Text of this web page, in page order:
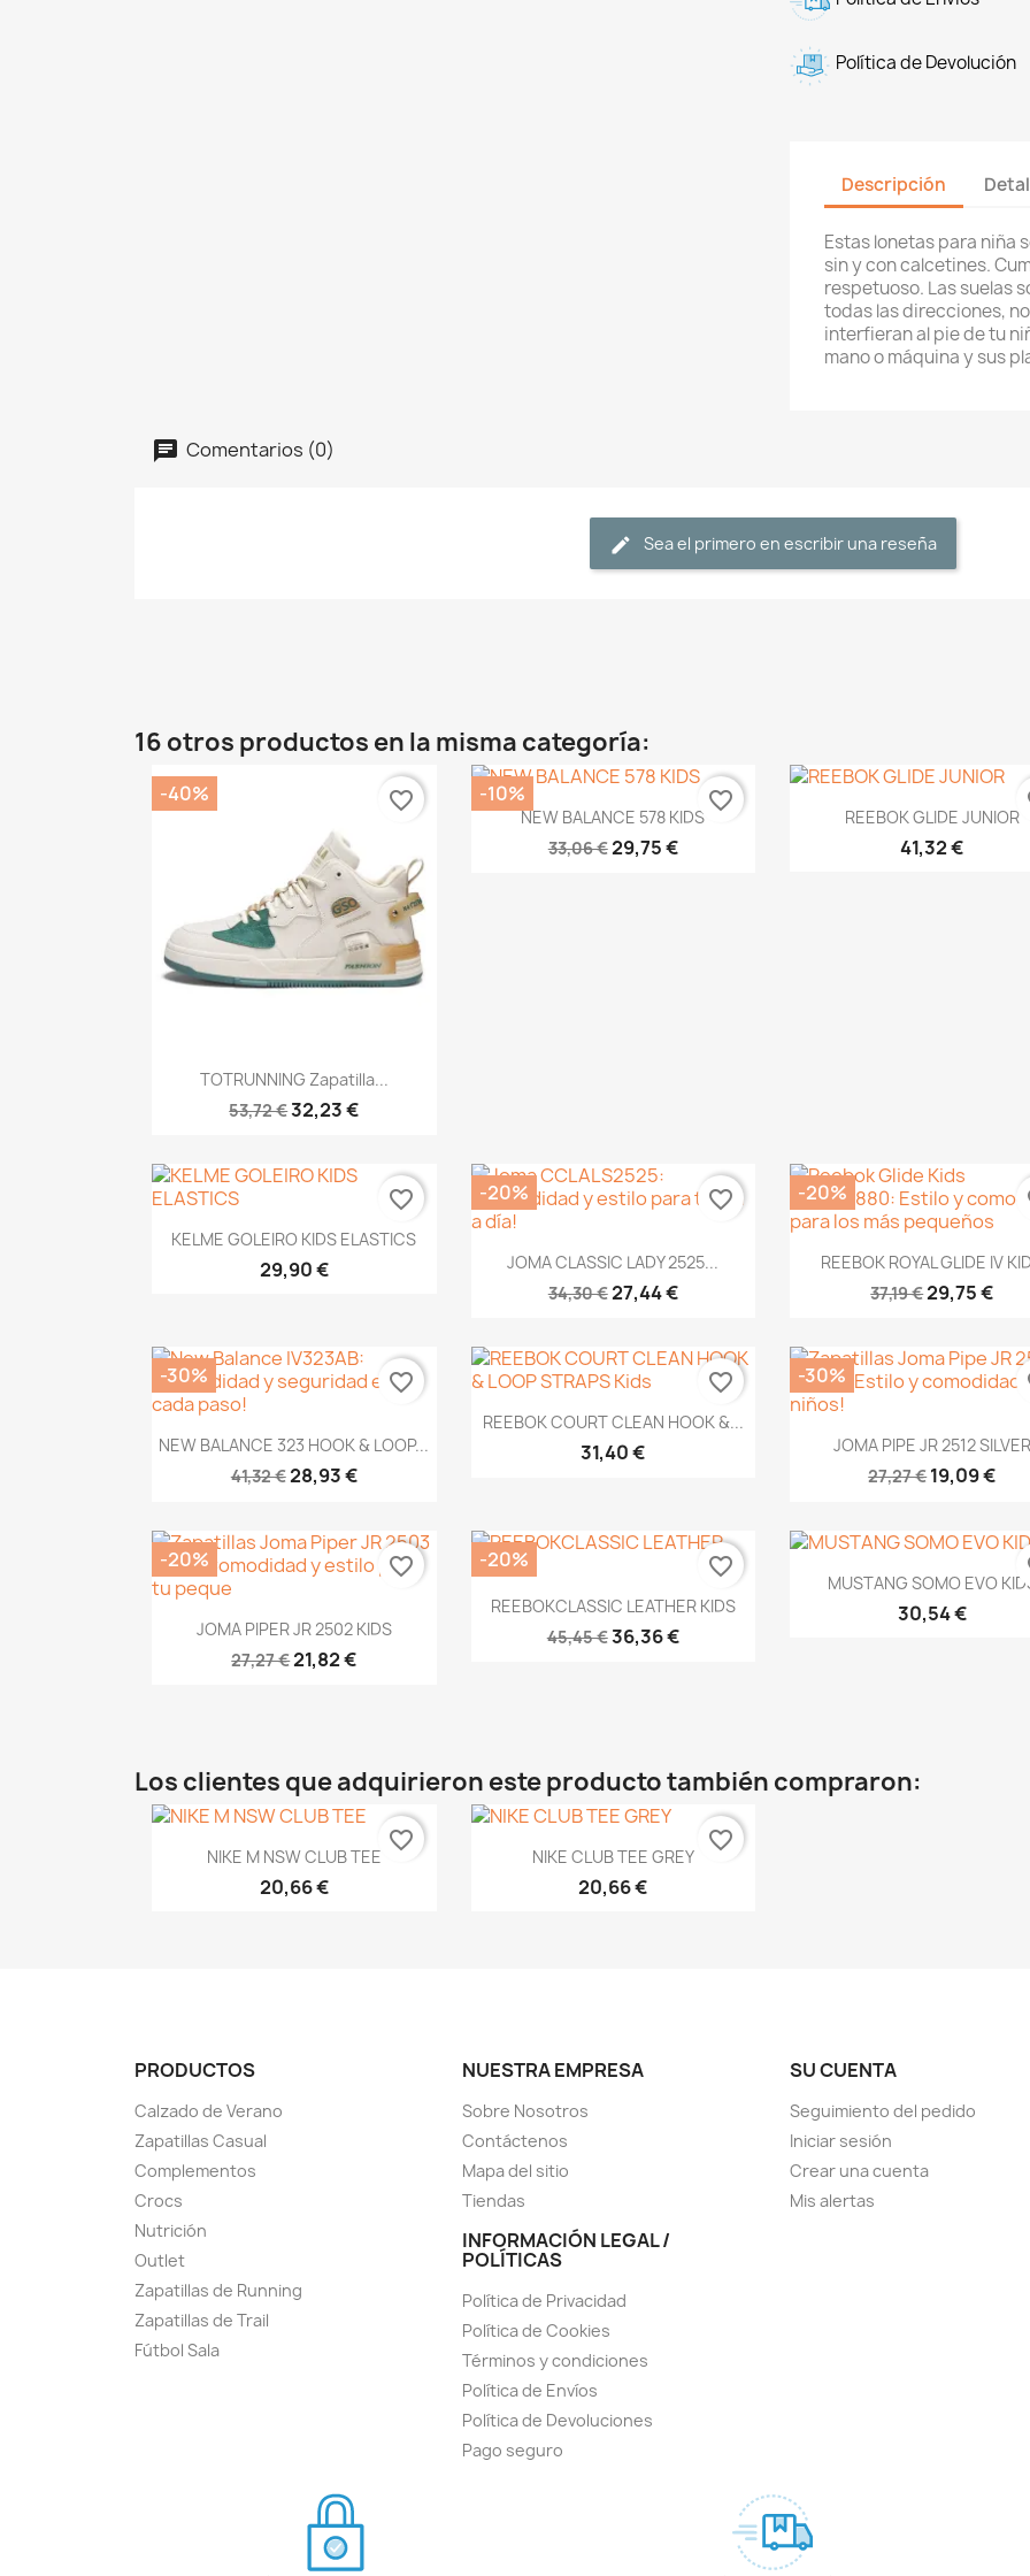
Política de Devolución
Descripción
Estas lonetas para niña
sin y con calcetines.
respetuoso. Las suelas
todas las direcciones,
interfieran al pie de tu
mano o máquina y sus
Comentarios (0)
Sea el primero en escribir una reseña
16 otros productos en la misma categoría:
Vista rápida
TOTRUNNING Zapatilla...
53,72 €32,23 €
-40% favorite_border Vista rápida
NEW BALANCE 578 KIDS
33,06 €29,75 €
-10% favorite_border Vista rápida
REEBOK GLIDE JUNIOR
41,32 €
Vista rápida
KELME GOLEIRO KIDS ELASTICS
29,90 €
favorite_border
 Vista rápida
JOMA CLASSIC LADY 2525...
34,30 €27,44 €
-20% favorite_border
Vista rápida
REEBOK ROYAL GLIDE IV
37,19 €29,75 €
-20%
Vista rápida
NEW BALANCE 323 HOOK & LOOP...
41,32 €28,93 €
-30%
favorite_border
Vista rápida
REEBOK COURT CLEAN HOOK &...
31,40 €
favorite_border
Vista rápida
JOMA PIPE JR 2512 SILVER
27,27 €19,09 €
-30%
Vista rápida
JOMA PIPER JR 2502 KIDS
27,27 €21,82 €
-20%
favorite_border
 Vista rápida
REEBOKCLASSIC LEATHER KIDS
45,45 €36,36 €
-20% favorite_border Vista rápida
MUSTANG SOMO EVO
30,54 €
Los clientes que adquirieron este producto también compraron:
Vista rápida
NIKE M NSW CLUB TEE
20,66 €
favorite_border Vista rápida
NIKE CLUB TEE GREY
20,66 €
favorite_border
PRODUCTOS
Calzado de Verano
Zapatillas Casual
Complementos
Crocs
Nutrición
Outlet
Zapatillas de Running
Zapatillas de Trail
Fútbol Sala
NUESTRA EMPRESA
Sobre Nosotros
Contáctenos
Mapa del sitio
Tiendas
INFORMACIÓN LEGAL /
POLÍTICAS
Política de Privacidad
Política de Cookies
Términos y condiciones
Política de Envíos
Política de Devoluciones
Pago seguro
SU CUENTA
Seguimiento del pedido
Iniciar sesión
Crear una cuenta
Mis alertas